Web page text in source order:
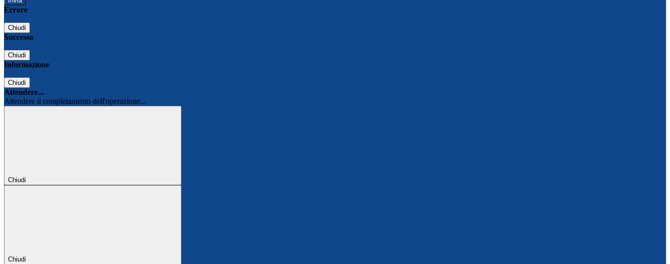
Errore
Chiudi
Successo
Chiudi
Informazione
Chiudi
Attendere...
Attendere il completamento dell'operazione...
Chiudi
Chiudi